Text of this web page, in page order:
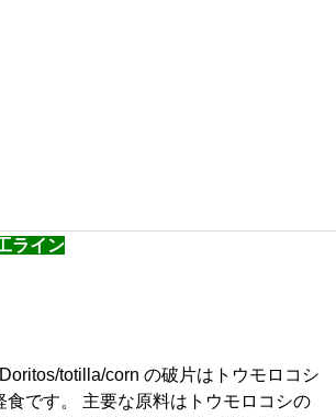
ライン
totilla/corn の破片はトウモロコシ
です。 主要な原料はトウモロコシの